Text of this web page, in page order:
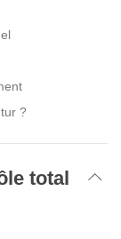
?
total